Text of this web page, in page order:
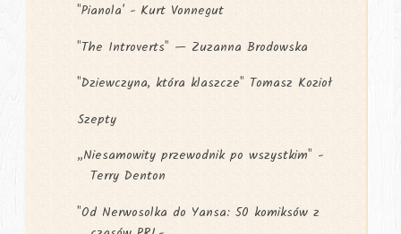
"Pianola' - Kurt Vonnegut
"The Introverts" — Zuzanna Brodowska
"Dziewczyna, która klaszcze" Tomasz Kozioł
Szepty
„Niesamowity przewodnik po wszystkim" -
Terry Denton
"Od Nerwosolka do Yansa: 50 komiksów z